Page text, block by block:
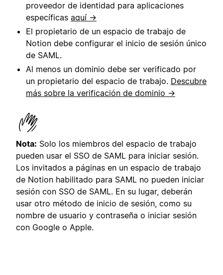
proveedor de identidad para aplicaciones
específicas aquí →
El propietario de un espacio de trabajo de
Notion debe configurar el inicio de sesión único
de SAML.
Al menos un dominio debe ser verificado por
un propietario del espacio de trabajo. Descubre
más sobre la verificación de dominio →
Nota: Solo los miembros del espacio de trabajo
pueden usar el SSO de SAML para iniciar sesión.
Los invitados a páginas en un espacio de trabajo
de Notion habilitado para SAML no pueden iniciar
sesión con SSO de SAML. En su lugar, deberán
usar otro método de inicio de sesión, como su
nombre de usuario y contraseña o iniciar sesión
con Google o Apple.